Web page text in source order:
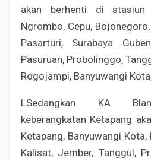
akan berhenti di stasiun
Ngrombo, Cepu,
Pasarturi, Surabaya
Pasuruan, Probolinggo,
Rogojampi, Banyuwangi
LSedangkan KA
keberangkatan Ketapang
Ketapang, Banyuwangi
Kalisat, Jember, Tanggul,